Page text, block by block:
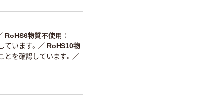
削減
「アスクル商品環境スコ
RoHS6物質不使用
います。 ／ RoHS10物
を確認しています。 ／